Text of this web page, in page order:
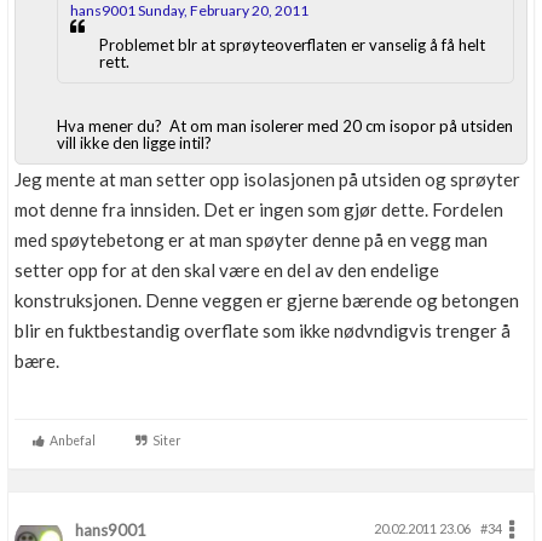
hans9001 Sunday, February 20, 2011
Problemet blr at sprøyteoverflaten er vanselig å få helt
rett.
Hva mener du? At om man isolerer med 20 cm isopor på utsiden
vill ikke den ligge intil?
Jeg mente at man setter opp isolasjonen på utsiden og sprøyter
mot denne fra innsiden. Det er ingen som gjør dette. Fordelen
med spøytebetong er at man spøyter denne på en vegg man
setter opp for at den skal være en del av den endelige
konstruksjonen. Denne veggen er gjerne bærende og betongen
blir en fuktbestandig overflate som ikke nødvndigvis trenger å
bære.
Anbefal Siter
hans9001 20.02.2011 23.06
#34